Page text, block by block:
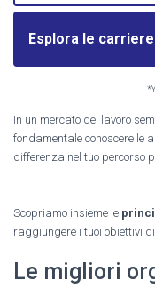
Esplora le
In un mercato del lavoro
fondamentale conoscere le
differenza nel tuo percorso
Scopriamo insieme le
raggiungere i tuoi obiettivi
Le migliori